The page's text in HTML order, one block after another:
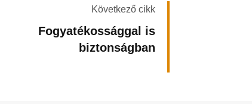
Következő cikk
Fogyatékossággal is
biztonságban